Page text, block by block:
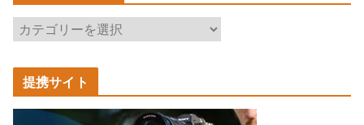
記
事
カ
テ
ゴ
提携サイト